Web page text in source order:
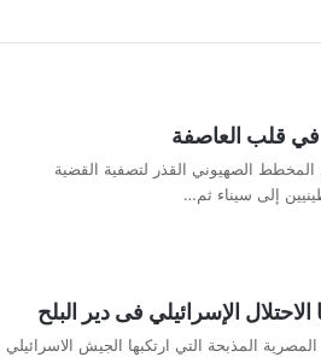
قلب العاصفة
الصهيوني القذر لتصفية القضية
إلى سيناء ثم…
الإسرائيلي فى دير البلح
المذبحة التي ارتكبها الجيش الاسرائيلي